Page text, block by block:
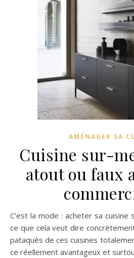
AMÉNAGER SA
Cuisine sur-
atout ou faux
C’est la mode : acheter sa cuisine sur-mesure. Mais qu’est
ce que cela veut dire
pataquès de ces cuisines
ce réellement avantageux et